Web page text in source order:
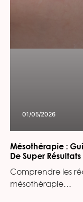
01/05/2026
Mésothérapie :
De Super Résultats
Comprendre les
mésothérapie…